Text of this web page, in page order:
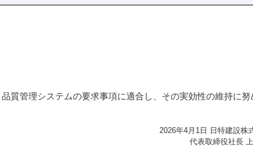
株主総会
株式事務手続きご案内
質管理システムの要求事項に適合し、その実効性の維持に努
2026年4月1日 日特建設株
代表取締役社長